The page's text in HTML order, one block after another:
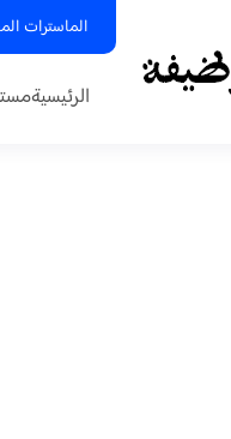
الماسترات
الرئيسية